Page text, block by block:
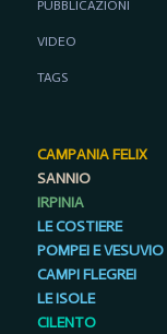
PUBBLICAZIONI
VIDEO
TAGS
CAMPANIA FELIX
SANNIO
IRPINIA
LE COSTIERE
POMPEI E VESUVIO
CAMPI FLEGREI
LE ISOLE
CILENTO